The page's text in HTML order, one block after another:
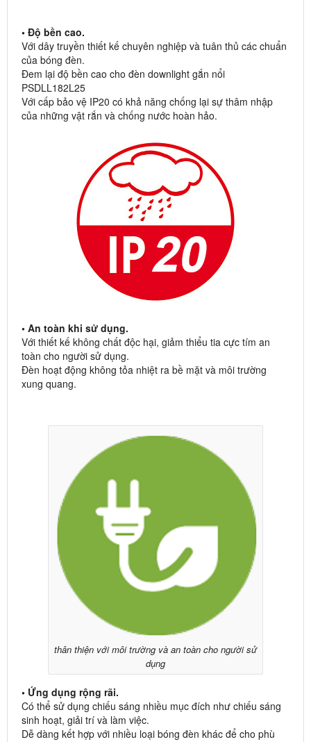
• Độ bền cao.
Với dây truyền thiết kế chuyên nghiệp và tuân thủ các chuẩn
của bóng đèn.
Đem lại độ bền cao cho đèn downlight gắn nổi
PSDLL182L25
Với cấp bảo vệ IP20 có khả năng chống lại sự thâm nhập
của những vật rắn và chống nước hoàn hảo.
• An toàn khi sử dụng.
Với thiết kế không chất độc hại, giảm thiểu tia cực tím an
toàn cho người sử dụng.
Đèn hoạt động không tỏa nhiệt ra bề mặt và môi trường
xung quang.
thân thiện với môi trường và an toàn cho người sử
dụng
• Ứng dụng rộng rãi.
Có thể sử dụng chiếu sáng nhiều mục đích như chiếu sáng
sinh hoạt, giải trí và làm việc.
Dễ dàng kết hợp với nhiều loại bóng đèn khác để cho phù